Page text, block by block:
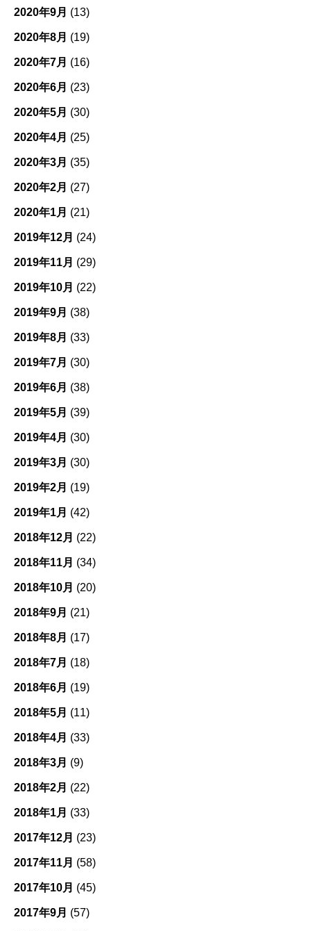
2020年9月 (13)
2020年8月 (19)
2020年7月 (16)
2020年6月 (23)
2020年5月 (30)
2020年4月 (25)
2020年3月 (35)
2020年2月 (27)
2020年1月 (21)
2019年12月 (24)
2019年11月 (29)
2019年10月 (22)
2019年9月 (38)
2019年8月 (33)
2019年7月 (30)
2019年6月 (38)
2019年5月 (39)
2019年4月 (30)
2019年3月 (30)
2019年2月 (19)
2019年1月 (42)
2018年12月 (22)
2018年11月 (34)
2018年10月 (20)
2018年9月 (21)
2018年8月 (17)
2018年7月 (18)
2018年6月 (19)
2018年5月 (11)
2018年4月 (33)
2018年3月 (9)
2018年2月 (22)
2018年1月 (33)
2017年12月 (23)
2017年11月 (58)
2017年10月 (45)
2017年9月 (57)